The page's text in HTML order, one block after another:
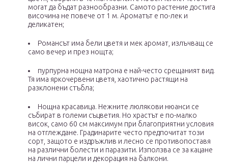
могат да бъдат разнообразни. Самото растение достига
височина не повече от 1 м. Ароматът е по-лек и
деликатен;
Романсът има бели цветя и мек аромат, излъчващ се
само вечер и през нощта;
пурпурна нощна матрона е най-често срещаният вид.
Тя има яркочервени цветя, хаотично растящи на
разклонени стъбла;
Нощна красавица. Нежните люлякови нюанси се
събират в големи съцветия. Но храстът е по-малко
висок, само 60 см максимум при благоприятни условия
на отглеждане. Градинарите често предпочитат този
сорт, защото е издръжлив и лесно се противопоставя
на различни болести и паразити. Използва се за кацане
на лични парцели и декорация на балкони.